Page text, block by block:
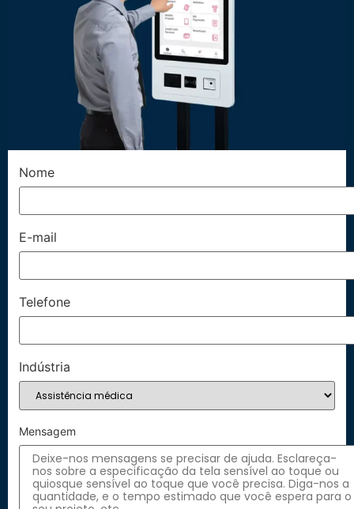
Nome
E-mail
Telefone
Indústria
Mensagem